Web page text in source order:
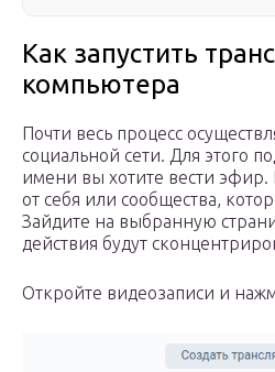
Как запустить
компьютера
Почти весь процесс
социальной сети. Для этого
имени вы хотите вести эфир.
от себя или сообщества,
Зайдите на выбранную
действия будут
Откройте видеозаписи и